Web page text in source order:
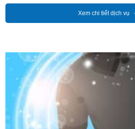
Xem chi tiết dịch vụ